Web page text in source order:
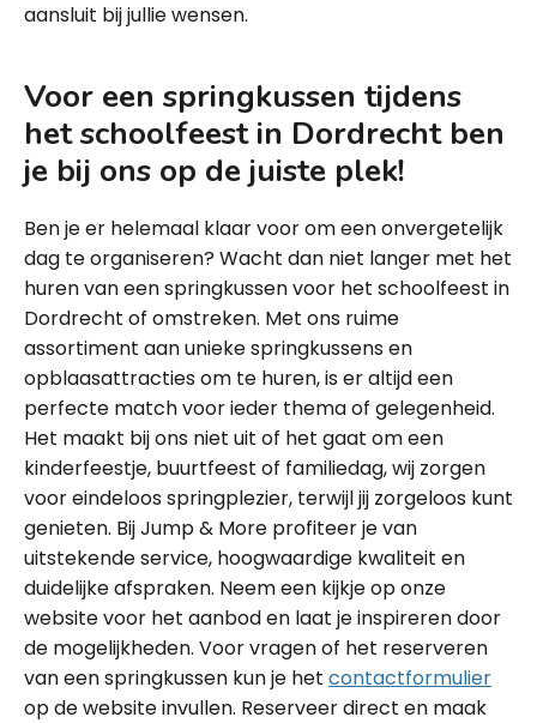
aansluit bij jullie wensen.
Voor een springkussen tijdens
het schoolfeest in Dordrecht ben
je bij ons op de juiste plek!
Ben je er helemaal klaar voor om een onvergetelijk
dag te organiseren? Wacht dan niet langer met het
huren van een springkussen voor het schoolfeest in
Dordrecht of omstreken. Met ons ruime
assortiment aan unieke springkussens en
opblaasattracties om te huren, is er altijd een
perfecte match voor ieder thema of gelegenheid.
Het maakt bij ons niet uit of het gaat om een
kinderfeestje, buurtfeest of familiedag, wij zorgen
voor eindeloos springplezier, terwijl jij zorgeloos kunt
genieten. Bij Jump & More profiteer je van
uitstekende service, hoogwaardige kwaliteit en
duidelijke afspraken. Neem een kijkje op onze
website voor het aanbod en laat je inspireren door
de mogelijkheden. Voor vragen of het reserveren
van een springkussen kun je het contactformulier
op de website invullen. Reserveer direct en maak